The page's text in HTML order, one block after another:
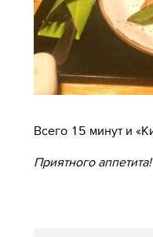
Всего 15 минут и
Приятного аппетита!